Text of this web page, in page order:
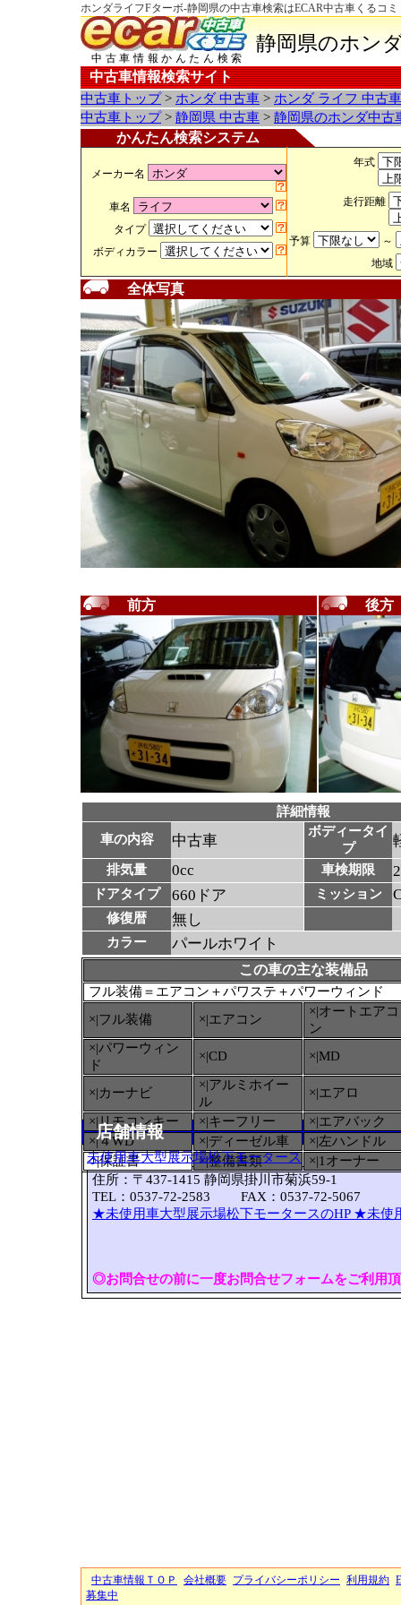
ホンダライフFターボ-静岡県の中古車検索はECAR中古車くるコミ
中古車情報かんたん検索
静岡県のホン
中古車情報検索サイト
中古車トップ> ホンダ 中古車 > ホンダ ライフ 中古
中古車トップ> 静岡県 中古車 > 静岡県のホンダ中古
かんたん検索システム
メーカー名
車名
タイプ
ボディカラー
年式
走行距離
予算
～
地域
全体写真
前方 後方
詳細情報
車の内容
中古車
ボディータイ
プ
排気量 0cc 車検期限
ドアタイプ 660ドア ミッション
修復暦 無し
カラー パールホワイト
この車の主な装備品
フル装備＝エアコン＋パワステ＋パワーウィンド
×|フル装備
×|エアコン
×|オートエアコ
ン
×|パワーウィン
ド
×|CD ×|MD
×|カーナビ
×|アルミホイー
ル
×|エアロ
×|リモコンキー
×|キーフリー
×|エアバック
×|４WD
×|ディーゼル車
×|左ハンドル
○|保証書 ×|整備書類 ×|1オーナー
店舗情報
未使用車大型展示場松下モータース
住所：〒437-1415 静岡県掛川市菊浜59-1
TEL：0537-72-2583 FAX：0537-72-5067
★未使用車大型展示場松下モータースのHP ★未使
◎お問合せの前に一度お問合せフォームをご利用
中古車情報ＴＯＰ 会社概要 プライバシーポリシー 利用規約
募集中